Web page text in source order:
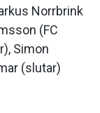
Norrbrink
(FC
Simon
(slutar)